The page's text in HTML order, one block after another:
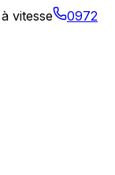
vitesse
0972